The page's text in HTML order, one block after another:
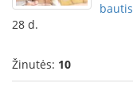
28 d.
Žinutės: 10